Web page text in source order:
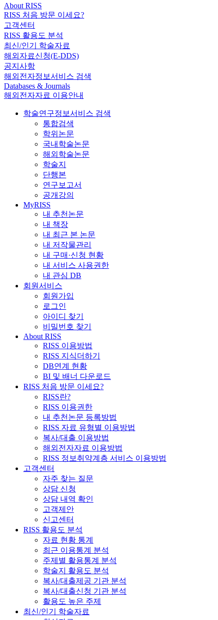
About RISS
RISS 처음 방문 이세요?
고객센터
RISS 활용도 분석
최신/인기 학술자료
해외자료신청(E-DDS)
공지사항
해외전자정보서비스 검색
Databases & Journals
해외전자자료 이용안내
학술연구정보서비스 검색
통합검색
학위논문
국내학술논문
해외학술논문
학술지
단행본
연구보고서
공개강의
MyRISS
내 추천논문
내 책장
내 최근 본 논문
내 저작물관리
내 구매·신청 현황
내 서비스 사용권한
내 관심 DB
회원서비스
회원가입
로그인
아이디 찾기
비밀번호 찾기
About RISS
RISS 이용방법
RISS 지식더하기
DB연계 현황
BI 및 배너 다운로드
RISS 처음 방문 이세요?
RISS란?
RISS 이용권한
내 추천논문 등록방법
RISS 자료 유형별 이용방법
복사/대출 이용방법
해외전자자료 이용방법
RISS 정보취약계층 서비스 이용방법
고객센터
자주 찾는 질문
상담 신청
상담 내역 확인
고객제안
신고센터
RISS 활용도 분석
자료 현황 통계
최근 이용통계 분석
주제별 활용통계 분석
학술지 활용도 분석
복사/대출제공 기관 분석
복사/대출신청 기관 분석
활용도 높은 주제
최신/인기 학술자료